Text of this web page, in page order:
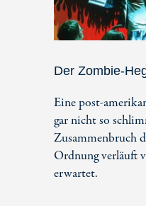
Der Zombie-
Eine post-
gar nicht so
Zusammenbruch
Ordnung verläuft
erwartet.